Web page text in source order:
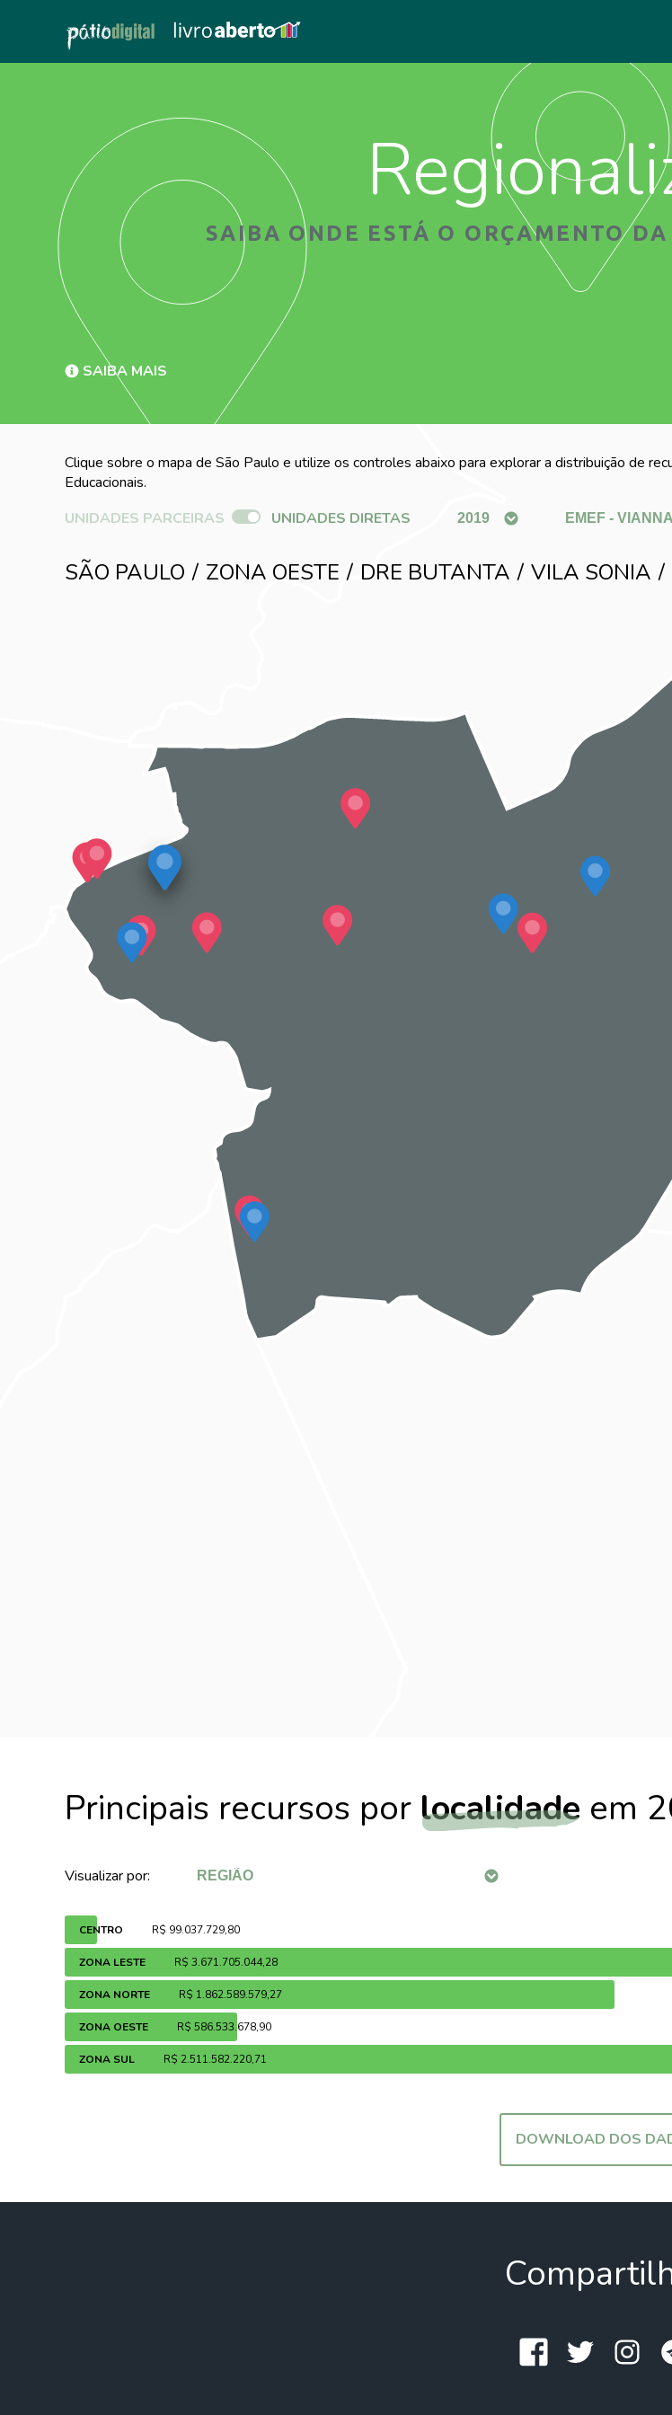
SAIBA ONDE ESTÁ O ORÇAMENTO
SAIBA MAIS
Clique sobre o mapa de São Paulo e utilize os controles abaixo para explorar a distribuição de
Educacionais.
UNIDADES PARCEIRAS
UNIDADES DIRETAS
SÃO PAULO ZONA OESTE DRE BUTANTA VILA SONIA
Principais recursos por localidade em
Visualizar por:
CENTRO R$ 99.037.729,80
ZONA LESTE R$ 3.671.705.044,28
ZONA NORTE R$ 1.862.589.579,27
ZONA OESTE R$ 586.533.678,90
ZONA SUL R$ 2.511.582.220,71
DOWNLOAD DOS